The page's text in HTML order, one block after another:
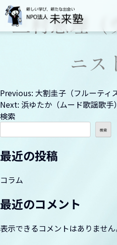
栄区会場講座
港南区会場講座
伝統文化親子教室（募集は締切
夢旅・花慕情
三村恵理（
ニス
投
稿
ビ
ゲ
ー
シ
ン
Previous: 大割圭子（フルーティ
Next: 浜ゆたか（ムード歌謡歌手）
検索
検索
最近の投稿
コラム
最近のコメント
表示できるコメントはありません